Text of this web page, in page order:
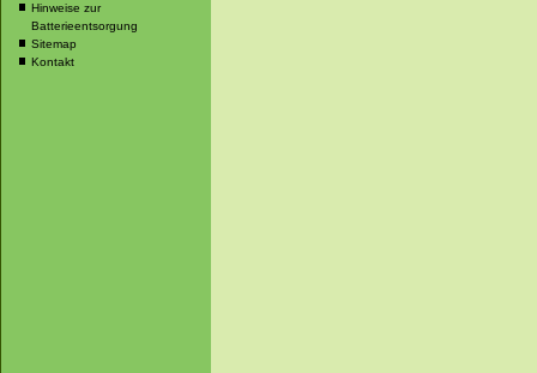
Hinweise zur
Batterieentsorgung
Sitemap
Kontakt